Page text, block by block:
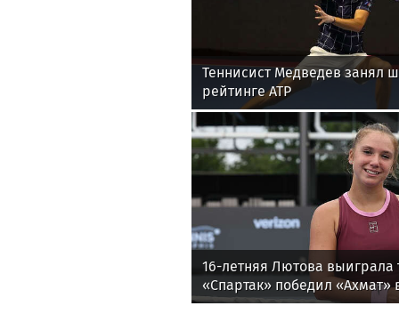
Теннисист Медведев занял
рейтинге ATP
16-летняя Лютова выиграла
«Спартак» победил «Ахмат»
утру